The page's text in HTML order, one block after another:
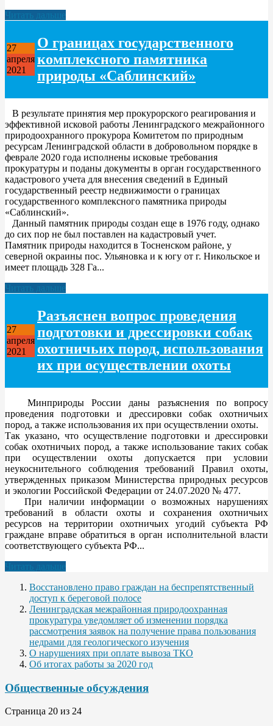
Читать дальше
27
апреля
2021
О границах государственного
комплексного памятника
природы «Саблинский»
В результате принятия мер прокурорского реагирования и
эффективной исковой работы Ленинградского межрайонного
природоохранного прокурора Комитетом по природным
ресурсам Ленинградской области в добровольном порядке в
феврале 2020 года исполнены исковые требования
прокуратуры и поданы документы в орган государственного
кадастрового учета для внесения сведений в Единый
государственный реестр недвижимости о границах
государственного комплексного памятника природы
«Саблинский».
Данный памятник природы создан еще в 1976 году, однако
до сих пор не был поставлен на кадастровый учет.
Памятник природы находится в Тосненском районе, у
северной окраины пос. Ульяновка и к югу от г. Никольское и
имеет площадь 328 Га...
Читать дальше
27
апреля
2021
Разъяснен вопрос проведения
подготовки и дрессировки собак
охотничьих пород, использования
их при осуществлении охоты
Минприроды России даны разъяснения по вопросу
проведения подготовки и дрессировки собак охотничьих
пород, а также использования их при осуществлении охоты.
Так указано, что осуществление подготовки и дрессировки
собак охотничьих пород, а также использование таких собак
при осуществлении охоты допускается при условии
неукоснительного соблюдения требований Правил охоты,
утвержденных приказом Министерства природных ресурсов
и экологии Российской Федерации от 24.07.2020 № 477.
При наличии информации о возможных нарушениях
требований в области охоты и сохранения охотничьих
ресурсов на территории охотничьих угодий субъекта РФ
граждане вправе обратиться в орган исполнительной власти
соответствующего субъекта РФ...
Читать дальше
Восстановлено право граждан на беспрепятственный
доступ к береговой полосе
Ленинградская межрайонная природоохранная
прокуратура уведомляет об изменении порядка
рассмотрения заявок на получение права пользования
недрами для геологического изучения
О нарушениях при оплате вывоза ТКО
Об итогах работы за 2020 год
Общественные обсуждения
Страница 20 из 24